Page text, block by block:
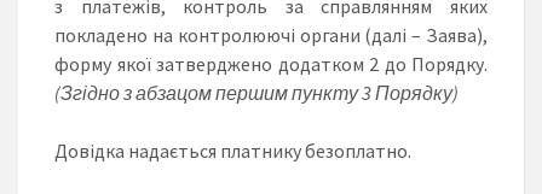
з платежів, контроль за справлянням яких
покладено на контролюючі органи (далі – Заява),
форму якої затверджено додатком 2 до Порядку.
(Згідно з абзацом першим пункту 3 Порядку)
Довідка надається платнику безоплатно.